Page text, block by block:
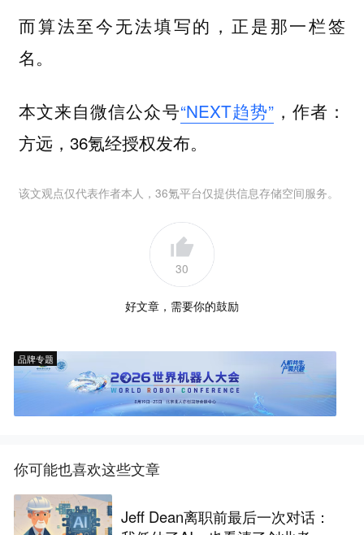
而算法至今无法填写的，正是那一栏签
名。
本文来自微信公众号“NEXT趋势”，作者：
方远，36氪经授权发布。
该文观点仅代表作者本人，36氪平台仅提供信息存储空间服务。
30
好文章，需要你的鼓励
品牌专题
你可能也喜欢这些文章
Jeff Dean离职前最后一次对话：